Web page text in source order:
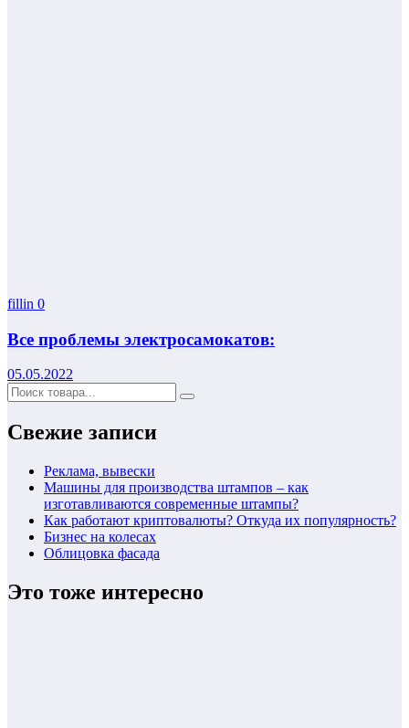
fillin 0
Все проблемы электросамокатов:
05.05.2022
Свежие записи
Реклама, вывески
Машины для производства штампов – как
изготавливаются современные штампы?
Как работают криптовалюты? Откуда их популярность?
Бизнес на колесах
Облицовка фасада
Это тоже интересно